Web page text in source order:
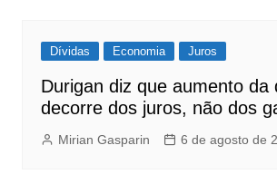
Dívidas Economia Juros
Durigan diz que aumento da
decorre dos juros, não dos
Mirian Gasparin 6 de agosto de